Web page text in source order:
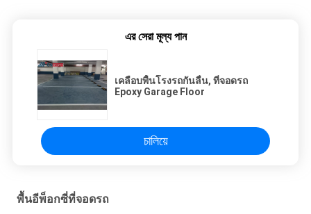
এর সেরা মূল্য পান
เคลือบพื้นโรงรถกันลื่น, ที่จอดรถ
Epoxy Garage Floor
চালিয়ে
พื้นอีพ็อกซี่ที่จอดรถ